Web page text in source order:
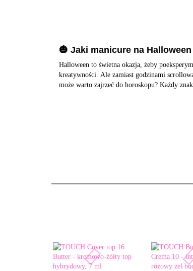
🎃 Jaki manicure na
zodiaku?
Halloween to świetna okazja, żeby
kreatywności. Ale zamiast godzinami
może warto zajrzeć do horoskopu? Każdy